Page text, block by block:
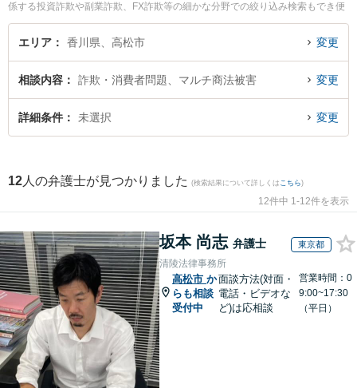
係する投資詐欺や副業詐欺、FX詐欺等の細かな分野での絞り込み検索もでき便
利です。特にいろは法律事務所の吉田 明央弁護士や弁護士法人山本・坪井綜合
法律事務所 高松オフィスの山本 弘喜弁護士、よつば法律事務所の二川 伸也弁
したい』『マルチ商法被害のトラブル解決の実績豊富な近くの弁護士を検索し
たい』『初回相談無料でマルチ商法被害を法律相談できる高松市内の弁護士に
相談予約したい』などでお困りの相談者さんにおすすめです。
エリア 香川県、高松市 変更
相談内容 詐欺・消費者問題、マルチ商法被害 変更
詳細条件 未選択 変更
12 人の弁護士が見つかりました (検索結果について詳しくは こちら)
12件中 1-12件を表示
坂本 尚志 弁護士 東京都
清陵法律事務所
高松市 か
らも相談
受付中
面談方法(対面・
電話・ビデオな
ど)は応相談
営業時間：0
9:00~17:30
（平日）